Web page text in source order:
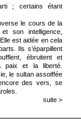
; certains étant
le cours de la
son intelligence,
est aidée en cela
Ils s’éparpillent
ébruitent et
paix et la liberté.
le sultan assoiffée
des vers, se
suite >